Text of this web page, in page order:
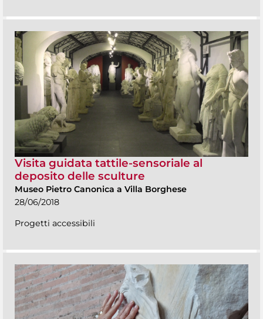
Visita guidata tattile-sensoriale al
deposito delle sculture
Museo Pietro Canonica a Villa Borghese
28/06/2018
Progetti accessibili